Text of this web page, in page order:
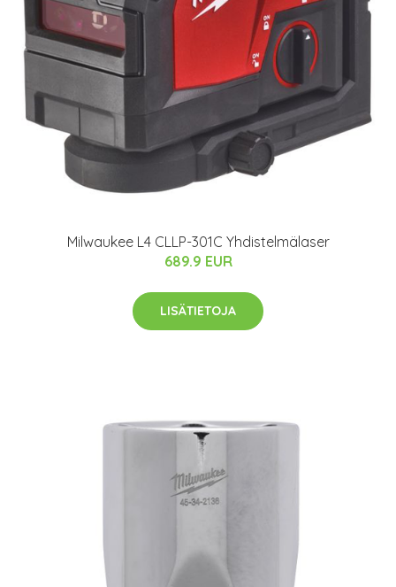
Milwaukee L4 CLLP-301C Yhdistelmälaser
689.9 EUR
LISÄTIETOJA